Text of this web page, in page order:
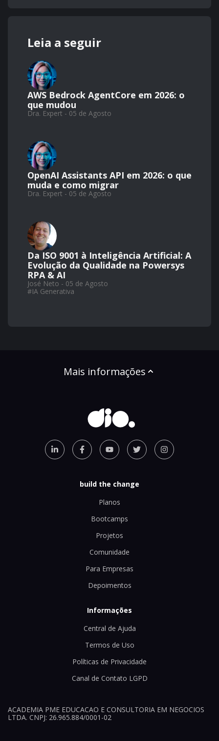
Leia a seguir
AWS Bedrock AgentCore em 2026: o
que mudou
Dra. Expert - 05 de Agosto
OpenAI Assistants API em 2026: o que
muda e como migrar
Dra. Expert - 05 de Agosto
Da ISO 9001 à Inteligência Artificial: A
Evolução da Qualidade na Powersys
RPA & AI
José Neto - 05 de Agosto
#IA Generativa
Mais informações
build the change
Planos
Bootcamps
Projetos
Comunidade
Para Empresas
Depoimentos
Informações
Central de Ajuda
Termos de Uso
Políticas de Privacidade
Canal de Contato LGPD
ACADEMIA PME EDUCACAO E CONSULTORIA EM NEGOCIOS
LTDA. CNPJ: 26.965.884/0001-02